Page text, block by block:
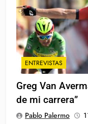
ENTREVISTAS
Greg Van
de mi carrera”
Pablo Palermo